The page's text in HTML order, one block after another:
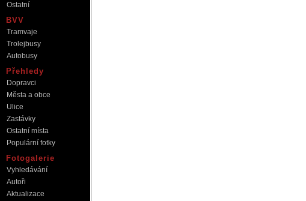
Ostatní
BVV
Tramvaje
Trolejbusy
Autobusy
Přehledy
Dopravci
Města a obce
Ulice
Zastávky
Ostatní místa
Populární fotky
Fotogalerie
Vyhledávání
Autoři
Aktualizace